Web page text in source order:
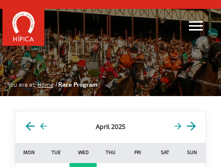
You are at: Home Race Program
April 2025
MON TUE WED THU FRI SAT SUN